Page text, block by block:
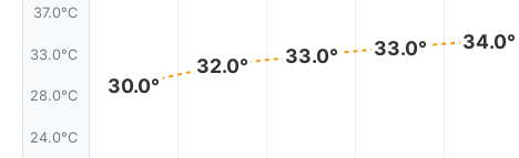
37.0°C
33.0°C
28.0°C
24.0°C
30.0°
32.0° 33.0° 33.0° 34.0°